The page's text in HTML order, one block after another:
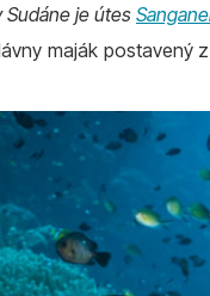
Sudáne je útes
maják